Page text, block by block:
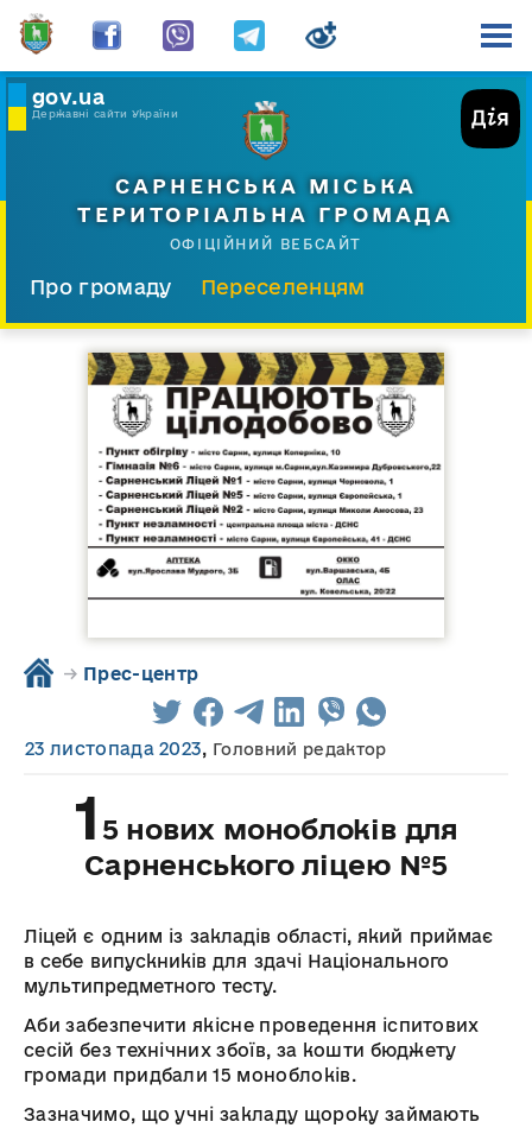
gov.ua
Державні сайти України
САРНЕНСЬКА МІСЬКА
ТЕРИТОРІАЛЬНА ГРОМАДА
ОФІЦІЙНИЙ ВЕБСАЙТ
Про громаду
Переселенцям
Прес-центр
→ Прес-центр
23 листопада 2023, Головний редактор
1 5 нових моноблоків для
Сарненського ліцею №5
Ліцей є одним із закладів області, який приймає
в себе випускників для здачі Національного
мультипредметного тесту.
Аби забезпечити якісне проведення іспитових
сесій без технічних збоїв, за кошти бюджету
громади придбали 15 моноблоків.
Зазначимо, що учні закладу щороку займають